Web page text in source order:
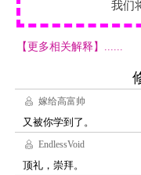
我们
【更多相关解释】......